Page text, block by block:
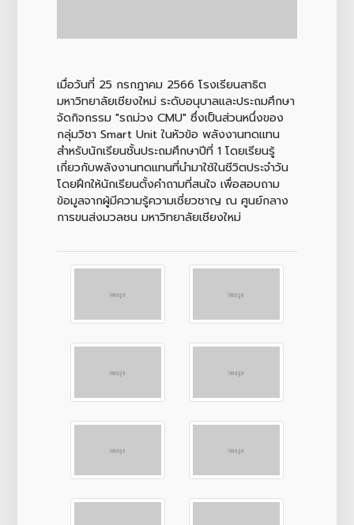
เมื่อวันที่ 25 กรกฎาคม 2566 โรงเรียนสาธิต
มหาวิทยาลัยเชียงใหม่ ระดับอนุบาลและประถมศึกษา
จัดกิจกรรม "รถม่วง CMU" ซึ่งเป็นส่วนหนึ่งของ
กลุ่มวิชา Smart Unit ในหัวข้อ พลังงานทดแทน
สำหรับนักเรียนชั้นประถมศึกษาปีที่ 1 โดยเรียนรู้
เกี่ยวกับพลังงานทดแทนที่นำมาใช้ในชีวิตประจำวัน
โดยฝึกให้นักเรียนตั้งคำถามที่สนใจ เพื่อสอบถาม
ข้อมูลจากผู้มีความรู้ความเชี่ยวชาญ ณ ศูนย์กลาง
การขนส่งมวลชน มหาวิทยาลัยเชียงใหม่